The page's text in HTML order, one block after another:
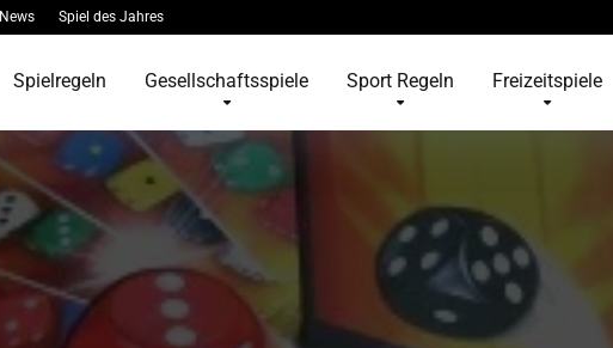
News Spiel des Jahres
Spielregeln Gesellschaftsspiele Sport Regeln Freizeitspiele